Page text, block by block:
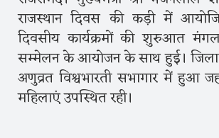
राजस्थान दिवस की कड़ी में
दिवसीय कार्यक्रमों की शुरुआत
सम्मेलन के आयोजन के साथ हुई। जिला
अणुव्रत विश्वभारती सभागार में हुआ
महिलाएं उपस्थित रही।